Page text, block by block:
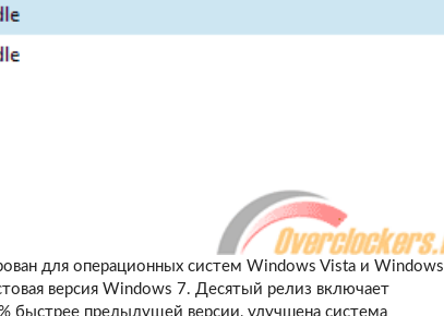
для операционных систем Windows Vista и Windows
версия Windows 7. Десятый релиз включает
быстрее предыдущей версии, улучшена система